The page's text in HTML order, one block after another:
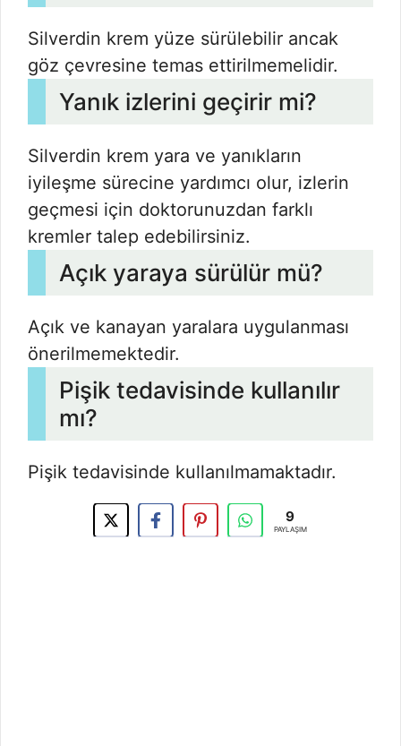
Silverdin krem yüze sürülebilir ancak
göz çevresine temas ettirilmemelidir.
Yanık izlerini geçirir mi?
Silverdin krem yara ve yanıkların
iyileşme sürecine yardımcı olur, izlerin
geçmesi için doktorunuzdan farklı
kremler talep edebilirsiniz.
Açık yaraya sürülür mü?
Açık ve kanayan yaralara uygulanması
önerilmemektedir.
Pişik tedavisinde kullanılır
mı?
Pişik tedavisinde kullanılmamaktadır.
9
PAYLAŞIM